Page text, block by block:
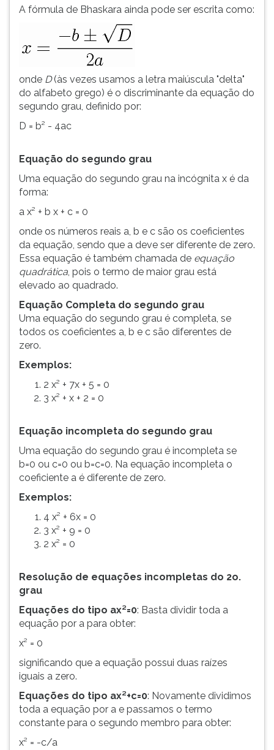
A fórmula de Bhaskara ainda pode ser escrita como:
onde D(às vezes usamos a letra maiúscula "delta"
do alfabeto grego) é o discriminante da equação do
segundo grau, definido por:
D = b² - 4ac
Equação do segundo grau
Uma equação do segundo grau na incógnita x é da
forma:
a x² + b x + c = 0
onde os números reais a, b e c são os coeficientes
da equação, sendo que a deve ser diferente de zero.
Essa equação é também chamada de equação
quadrática, pois o termo de maior grau está
elevado ao quadrado.
Equação Completa do segundo grau
Uma equação do segundo grau é completa, se
todos os coeficientes a, b e c são diferentes de
zero.
Exemplos:
2 x² + 7x + 5 = 0
3 x² + x + 2 = 0
Equação incompleta do segundo grau
Uma equação do segundo grau é incompleta se
b=0 ou c=0 ou b=c=0. Na equação incompleta o
coeficiente a é diferente de zero.
Exemplos:
4 x² + 6x = 0
3 x² + 9 = 0
2 x² = 0
Resolução de equações incompletas do 2o.
grau
Equações do tipo ax²=0: Basta dividir toda a
equação por a para obter:
x² = 0
significando que a equação possui duas raízes
iguais a zero.
Equações do tipo ax²+c=0: Novamente dividimos
toda a equação por a e passamos o termo
constante para o segundo membro para obter:
x² = -c/a